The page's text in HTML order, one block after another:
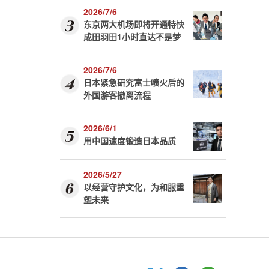
2026/7/6
东京两大机场即将开通特快
成田羽田1小时直达不是梦
2026/7/6
日本紧急研究富士喷火后的
外国游客撤离流程
2026/6/1
用中国速度锻造日本品质
2026/5/27
以经营守护文化，为和服重
塑未来